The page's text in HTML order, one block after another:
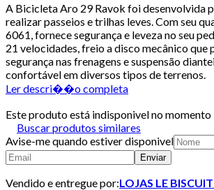
A Bicicleta Aro 29 Ravok foi desenvolvida
realizar passeios e trilhas leves. Com seu
6061, fornece segurança e leveza no seu
21 velocidades, freio a disco mecânico que
segurança nas frenagens e suspensão
confortável em diversos tipos de terrenos.
Ler descri��o completa
Este produto está indisponivel no momento
Buscar produtos similares
Avise-me quando estiver disponivel
Enviar
Vendido e entregue por:LOJAS LE